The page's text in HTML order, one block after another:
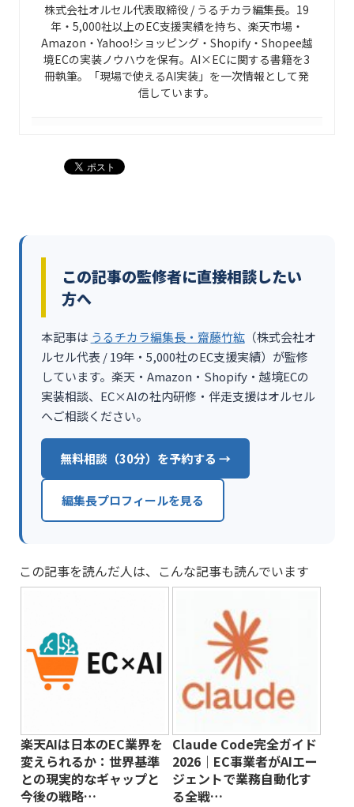
株式会社オルセル代表取締役 / うるチカラ編集長。19
年・5,000社以上のEC支援実績を持ち、楽天市場・
Amazon・Yahoo!ショッピング・Shopify・Shopee越
境ECの実装ノウハウを保有。AI×ECに関する書籍を3
冊執筆。「現場で使えるAI実装」を一次情報として発
信しています。
この記事の監修者に直接相談したい
方へ
本記事は うるチカラ編集長・齋藤竹紘（株式会社オ
ルセル代表 / 19年・5,000社のEC支援実績）が監修
しています。楽天・Amazon・Shopify・越境ECの
実装相談、EC×AIの社内研修・伴走支援はオルセル
へご相談ください。
無料相談（30分）を予約する →
編集長プロフィールを見る
この記事を読んだ人は、こんな記事も読んでいます
楽天AIは日本のEC業界を
変えられるか：世界基準
との現実的なギャップと
今後の戦略…
Claude Code完全ガイド
2026｜EC事業者がAIエー
ジェントで業務自動化す
る全戦…